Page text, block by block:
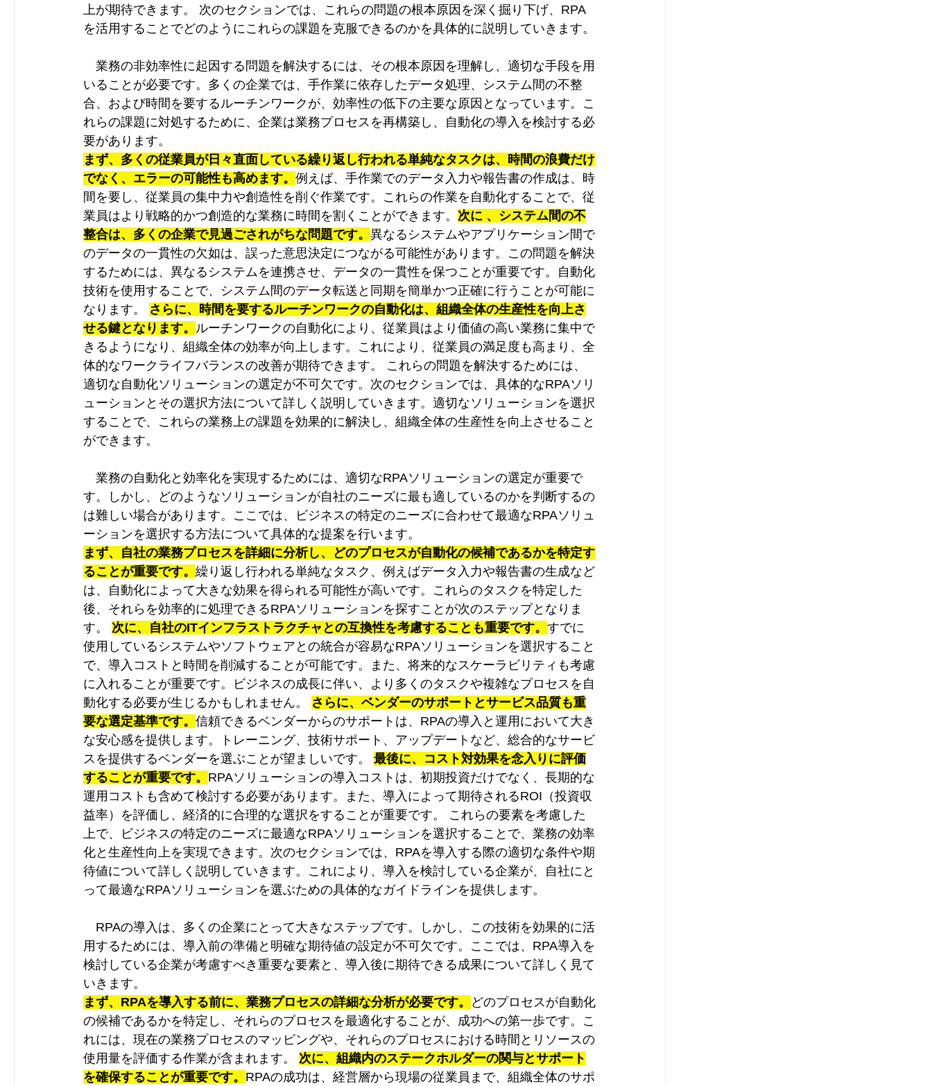
上が期待できます。 次のセクションでは、これらの問題の根本原因を深く掘り下げ、RPA
を活用することでどのようにこれらの課題を克服できるのかを具体的に説明していきます。
業務の非効率性に起因する問題を解決するには、その根本原因を理解し、適切な手段を用
いることが必要です。多くの企業では、手作業に依存したデータ処理、システム間の不整
合、および時間を要するルーチンワークが、効率性の低下の主要な原因となっています。こ
れらの課題に対処するために、企業は業務プロセスを再構築し、自動化の導入を検討する必
要があります。
まず、多くの従業員が日々直面している繰り返し行われる単純なタスクは、時間の浪費だけ
でなく、エラーの可能性も高めます。 例えば、手作業でのデータ入力や報告書の作成は、時
間を要し、従業員の集中力や創造性を削ぐ作業です。これらの作業を自動化することで、従
業員はより戦略的かつ創造的な業務に時間を割くことができます。 次に 、システム間の不
整合は、多くの企業で見過ごされがちな問題です。 異なるシステムやアプリケーション間で
のデータの一貫性の欠如は、誤った意思決定につながる可能性があります。この問題を解決
するためには、異なるシステムを連携させ、データの一貫性を保つことが重要です。自動化
技術を使用することで、システム間のデータ転送と同期を簡単かつ正確に行うことが可能に
なります。 さらに、時間を要するルーチンワークの自動化は、組織全体の生産性を向上さ
せる鍵となります。 ルーチンワークの自動化により、従業員はより価値の高い業務に集中で
きるようになり、組織全体の効率が向上します。これにより、従業員の満足度も高まり、全
体的なワークライフバランスの改善が期待できます。 これらの問題を解決するためには、
適切な自動化ソリューションの選定が不可欠です。次のセクションでは、具体的なRPAソリ
ューションとその選択方法について詳しく説明していきます。適切なソリューションを選択
することで、これらの業務上の課題を効果的に解決し、組織全体の生産性を向上させること
ができます。
業務の自動化と効率化を実現するためには、適切なRPAソリューションの選定が重要で
す。しかし、どのようなソリューションが自社のニーズに最も適しているのかを判断するの
は難しい場合があります。ここでは、ビジネスの特定のニーズに合わせて最適なRPAソリュ
ーションを選択する方法について具体的な提案を行います。
まず、自社の業務プロセスを詳細に分析し、どのプロセスが自動化の候補であるかを特定す
ることが重要です。 繰り返し行われる単純なタスク、例えばデータ入力や報告書の生成など
は、自動化によって大きな効果を得られる可能性が高いです。これらのタスクを特定した
後、それらを効率的に処理できるRPAソリューションを探すことが次のステップとなりま
す。 次に、自社のITインフラストラクチャとの互換性を考慮することも重要です。 すでに
使用しているシステムやソフトウェアとの統合が容易なRPAソリューションを選択すること
で、導入コストと時間を削減することが可能です。また、将来的なスケーラビリティも考慮
に入れることが重要です。ビジネスの成長に伴い、より多くのタスクや複雑なプロセスを自
動化する必要が生じるかもしれません。 さらに、ベンダーのサポートとサービス品質も重
要な選定基準です。 信頼できるベンダーからのサポートは、RPAの導入と運用において大き
な安心感を提供します。トレーニング、技術サポート、アップデートなど、総合的なサービ
スを提供するベンダーを選ぶことが望ましいです。 最後に、コスト対効果を念入りに評価
することが重要です。 RPAソリューションの導入コストは、初期投資だけでなく、長期的な
運用コストも含めて検討する必要があります。また、導入によって期待されるROI（投資収
益率）を評価し、経済的に合理的な選択をすることが重要です。 これらの要素を考慮した
上で、ビジネスの特定のニーズに最適なRPAソリューションを選択することで、業務の効率
化と生産性向上を実現できます。次のセクションでは、RPAを導入する際の適切な条件や期
待値について詳しく説明していきます。これにより、導入を検討している企業が、自社にと
って最適なRPAソリューションを選ぶための具体的なガイドラインを提供します。
RPAの導入は、多くの企業にとって大きなステップです。しかし、この技術を効果的に活
用するためには、導入前の準備と明確な期待値の設定が不可欠です。ここでは、RPA導入を
検討している企業が考慮すべき重要な要素と、導入後に期待できる成果について詳しく見て
いきます。
まず、RPAを導入する前に、業務プロセスの詳細な分析が必要です。 どのプロセスが自動化
の候補であるかを特定し、それらのプロセスを最適化することが、成功への第一歩です。こ
れには、現在の業務プロセスのマッピングや、それらのプロセスにおける時間とリソースの
使用量を評価する作業が含まれます。 次に、組織内のステークホルダーの関与とサポート
を確保することが重要です。 RPAの成功は、経営層から現場の従業員まで、組織全体のサポ